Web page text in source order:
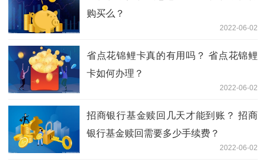
购买么？
2022-06-02
省点花锦鲤卡真的有用吗？ 省点花锦鲤
卡如何办理？
2022-06-02
招商银行基金赎回几天才能到账？ 招商
银行基金赎回需要多少手续费？
2022-06-02